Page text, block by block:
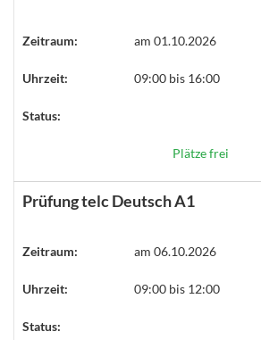
Zeitraum: am 01.10.2026
Uhrzeit: 09:00 bis 16:00
Status:
Plätze frei
Prüfung telc Deutsch A1
Zeitraum: am 06.10.2026
Uhrzeit: 09:00 bis 12:00
Status: